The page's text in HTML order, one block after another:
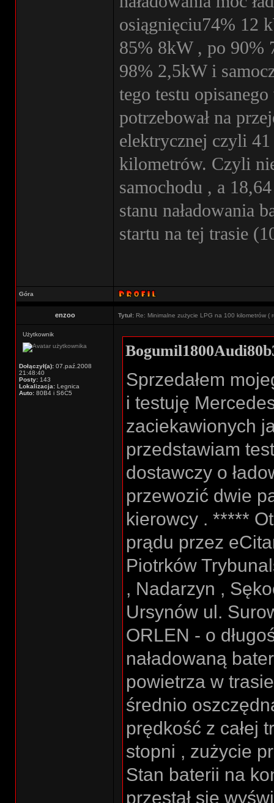
osiągnięciu74% 12
85% 8kW , po 90%
98% 2,5kW i
tego testu
potrzebował na
elektrycznej czyli
kilometrów. Czyli
samochodu , a
stanu naładowania
startu na tej trasie
Góra
enzoo Tytuł: Re: Minimalne zużycie LPG na 100 kilometrów (
Użytkownik
Dołączył(a): 07.paź.2008
21:48:40
Posty: 143
Lokalizacja: Legnica
Auto: 80B4 i S6C5
Sprzedałem
i testuję
zaciekawionych
przedstawiam
dostawczy o
przewozić dwie
kierowcy . *****
prądu przez
Piotrków
, Nadarzyn ,
Ursynów ul.
ORLEN - o
naładowaną
powietrza w
średnio
prędkość z całej
stopni , zużycie
Stan baterii na
przestał się